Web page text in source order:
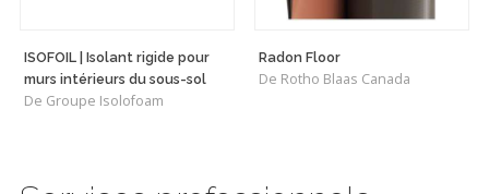
ISOFOIL | Isolant rigide pour
murs intérieurs du sous-sol
De Groupe Isolofoam
Radon Floor
De Rotho Blaas Canada